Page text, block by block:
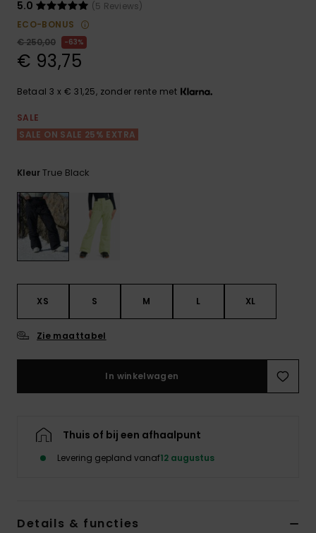
accessoires
Playsuits
Rokken
ROXY APP
VERLANGLIJST
5.0
(5 Reviews)
ECO-BONUS
€ 250,00
63%
€ 93,75
Betaal 3 x € 31,25, zonder rente met
SALE
SALE ON SALE 25% EXTRA
KleurTrue Black
XS S M L XL
Zie maattabel
In winkelwagen
Thuis of bij een afhaalpunt
Levering gepland vanaf12 augustus
Details & functies